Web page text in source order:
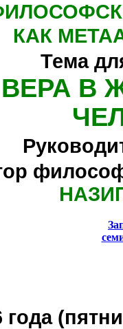
КАК
Тема
ВЕРА В
года